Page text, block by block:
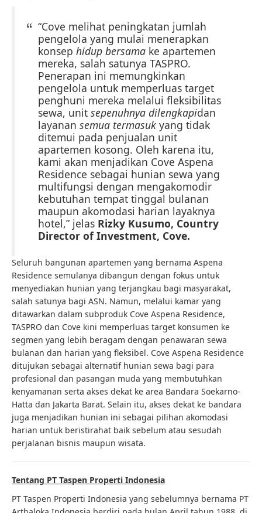
“Cove melihat peningkatan jumlah
pengelola yang mulai menerapkan
konsep hidup bersama ke apartemen
mereka, salah satunya TASPRO.
Penerapan ini memungkinkan
pengelola untuk memperluas target
penghuni mereka melalui fleksibilitas
sewa, unit sepenuhnya dilengkapidan
layanan semua termasuk yang tidak
ditemui pada penjualan unit
apartemen kosong. Oleh karena itu,
kami akan menjadikan Cove Aspena
Residence sebagai hunian sewa yang
multifungsi dengan mengakomodir
kebutuhan tempat tinggal bulanan
maupun akomodasi harian layaknya
hotel,” jelas Rizky Kusumo, Country
Director of Investment, Cove.
Seluruh bangunan apartemen yang bernama Aspena
Residence semulanya dibangun dengan fokus untuk
menyediakan hunian yang terjangkau bagi masyarakat,
salah satunya bagi ASN. Namun, melalui kamar yang
ditawarkan dalam subproduk Cove Aspena Residence,
TASPRO dan Cove kini memperluas target konsumen ke
segmen yang lebih beragam dengan penawaran sewa
bulanan dan harian yang fleksibel. Cove Aspena Residence
ditujukan sebagai alternatif hunian sewa bagi para
profesional dan pasangan muda yang membutuhkan
kenyamanan serta akses dekat ke area Bandara Soekarno-
Hatta dan Jakarta Barat. Selain itu, akses dekat ke bandara
juga menjadikan hunian ini sebagai pilihan akomodasi
harian untuk beristirahat baik sebelum atau sesudah
perjalanan bisnis maupun wisata.
Tentang PT Taspen Properti Indonesia
PT Taspen Properti Indonesia yang sebelumnya bernama PT